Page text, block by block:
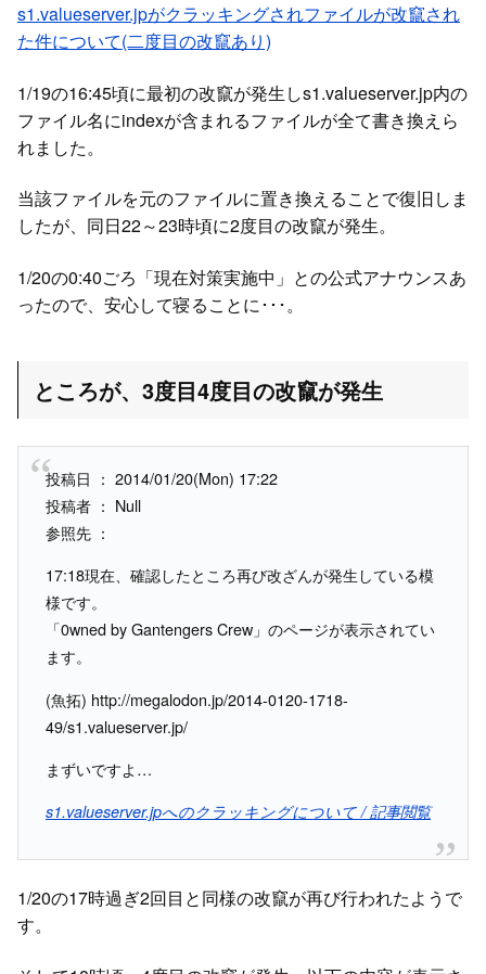
s1.valueserver.jpがクラッキングされファイルが改竄され
た件について(二度目の改竄あり)
1/19の16:45頃に最初の改竄が発生しs1.valueserver.jp内の
ファイル名にindexが含まれるファイルが全て書き換えら
れました。
当該ファイルを元のファイルに置き換えることで復旧しま
したが、同日22～23時頃に2度目の改竄が発生。
1/20の0:40ごろ「現在対策実施中」との公式アナウンスあ
ったので、安心して寝ることに･･･。
ところが、3度目4度目の改竄が発生
投稿日 ： 2014/01/20(Mon) 17:22
投稿者 ： Null
参照先 ：
17:18現在、確認したところ再び改ざんが発生している模
様です。
「0wned by Gantengers Crew」のページが表示されてい
ます。
(魚拓) http://megalodon.jp/2014-0120-1718-
49/s1.valueserver.jp/
まずいですよ…
s1.valueserver.jpへのクラッキングについて / 記事閲覧
1/20の17時過ぎ2回目と同様の改竄が再び行われたようで
す。